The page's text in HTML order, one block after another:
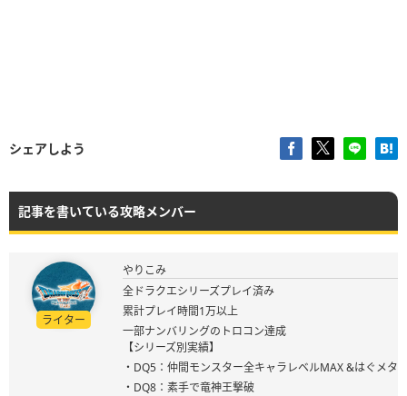
シェアしよう
記事を書いている攻略メンバー
ライター
やりこみ
全ドラクエシリーズプレイ済み
累計プレイ時間1万以上
一部ナンバリングのトロコン達成
【シリーズ別実績】
・DQ5：仲間モンスター全キャラレベルMAX &はぐメタ
・DQ8：素手で竜神王撃破